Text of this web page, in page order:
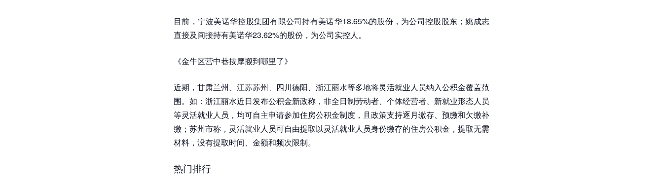
目前，宁波美诺华控股集团有限公司持有美诺华18.65%的股份，为公司控股股东；姚成志
直接及间接持有美诺华23.62%的股份，为公司实控人。
《金牛区营中巷按摩搬到哪里了》
近期，甘肃兰州、江苏苏州、四川德阳、浙江丽水等多地将灵活就业人员纳入公积金覆盖范
围。如：浙江丽水近日发布公积金新政称，非全日制劳动者、个体经营者、新就业形态人员
等灵活就业人员，均可自主申请参加住房公积金制度，且政策支持逐月缴存、预缴和欠缴补
缴；苏州市称，灵活就业人员可自由提取以灵活就业人员身份缴存的住房公积金，提取无需
材料，没有提取时间、金额和频次限制。
热门排行